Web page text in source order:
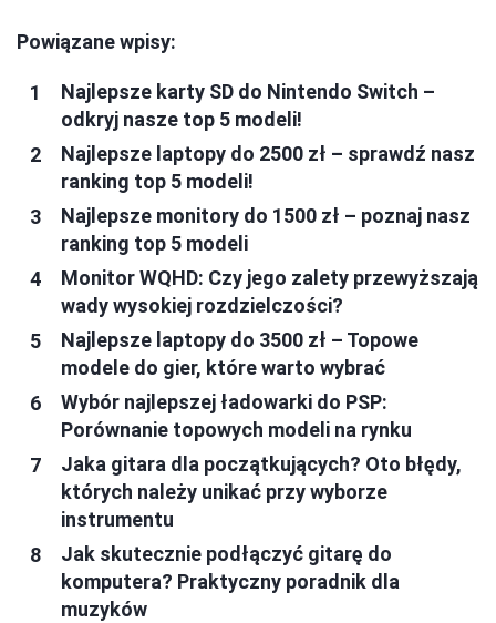
Powiązane wpisy:
Najlepsze karty SD do Nintendo Switch –
odkryj nasze top 5 modeli!
Najlepsze laptopy do 2500 zł – sprawdź nasz
ranking top 5 modeli!
Najlepsze monitory do 1500 zł – poznaj nasz
ranking top 5 modeli
Monitor WQHD: Czy jego zalety przewyższają
wady wysokiej rozdzielczości?
Najlepsze laptopy do 3500 zł – Topowe
modele do gier, które warto wybrać
Wybór najlepszej ładowarki do PSP:
Porównanie topowych modeli na rynku
Jaka gitara dla początkujących? Oto błędy,
których należy unikać przy wyborze
instrumentu
Jak skutecznie podłączyć gitarę do
komputera? Praktyczny poradnik dla
muzyków